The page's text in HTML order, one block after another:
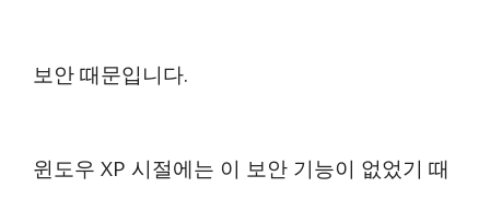
보안 때문입니다.
윈도우 XP 시절에는 이 보안 기능이 없었기 때